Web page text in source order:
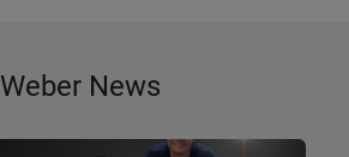
Weber News